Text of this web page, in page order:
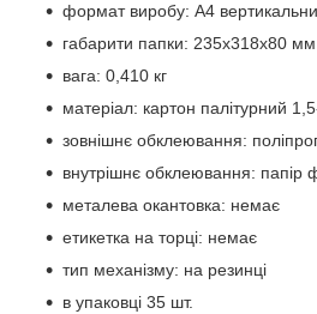
формат виробу: А4
габарити папки: 235х318х80 мм
вага: 0,410 кг
матеріал: картон палітурний
зовнішнє обклеювання:
внутрішнє обклеювання: папір
металева окантовка: немає
етикетка на торці: немає
тип механізму: на резинці
в упаковці 35 шт.